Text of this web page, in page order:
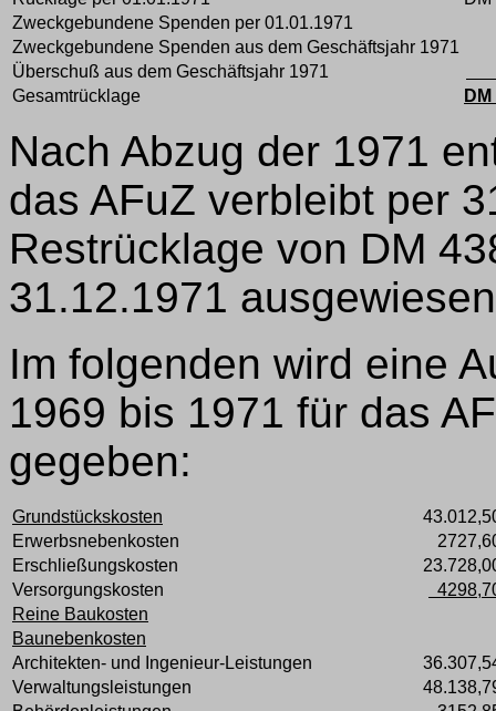
Zweckgebundene Spenden per 01.01.1971
Zweckgebundene Spenden aus dem Geschäftsjahr 1971
Überschuß aus dem Geschäftsjahr 1971
Gesamtrücklage
Nach Abzug der 1971
das AFuZ verbleibt per
Restrücklage von DM
31.12.1971
Im folgenden wird eine
1969 bis 1971 für das
gegeben:
Grundstückskosten
Erwerbsnebenkosten
Erschließungskosten
Versorgungskosten
Reine Baukosten
Baunebenkosten
Architekten- und Ingenieur-Leistungen
Verwaltungsleistungen